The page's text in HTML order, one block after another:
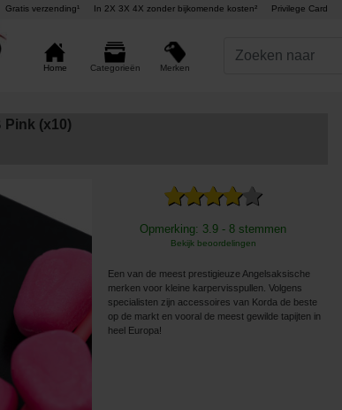
Gratis verzending¹ In 2X 3X 4X zonder bijkomende kosten² Privilege Card
Home Categorieën Merken
Pink (x10)
Opmerking: 3.9 - 8 stemmen
Bekijk beoordelingen
Een van de meest prestigieuze Angelsaksische
merken voor kleine karpervisspullen. Volgens
specialisten zijn accessoires van Korda de beste
op de markt en vooral de meest gewilde tapijten in
heel Europa!